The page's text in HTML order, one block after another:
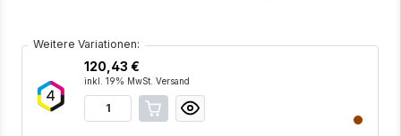
Weitere Variationen:
120,43 €
inkl. 19% MwSt. Versand